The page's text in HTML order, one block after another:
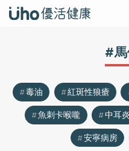
#
毒油 紅斑性狼瘡
魚刺卡喉嚨
中耳炎
安寧病房